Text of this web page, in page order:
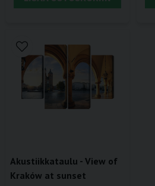
Akustiikkataulu - View of
Kraków at sunset